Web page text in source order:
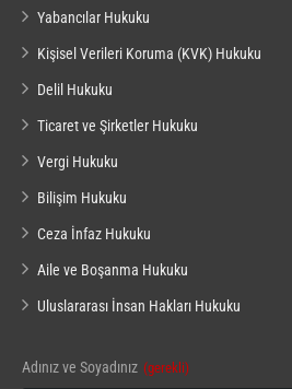
Yabancılar Hukuku
Kişisel Verileri Koruma (KVK) Hukuku
Delil Hukuku
Ticaret ve Şirketler Hukuku
Vergi Hukuku
Bilişim Hukuku
Ceza İnfaz Hukuku
Aile ve Boşanma Hukuku
Uluslararası İnsan Hakları Hukuku
Adınız ve Soyadınız (gerekli)